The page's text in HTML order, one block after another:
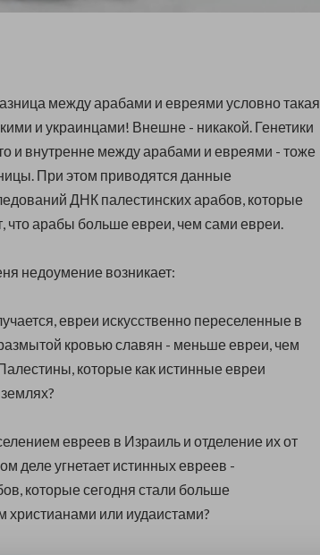
между арабами и евреями условно такая
и украинцами! Внешне - никакой. Генетики
и внутренне между арабами и евреями - тоже
При этом приводятся данные
ДНК палестинских арабов, которые
что арабы больше евреи, чем сами евреи.
недоумение возникает:
евреи искусственно переселенные в
кровью славян - меньше евреи, чем
которые как истинные евреи
евреев в Израиль и отделение их от
деле угнетает истинных евреев -
которые сегодня стали больше
христианами или иудаистами?